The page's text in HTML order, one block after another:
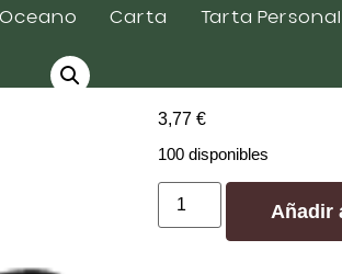
Carta Tarta
3,77 €
100 disponibles
Añadir